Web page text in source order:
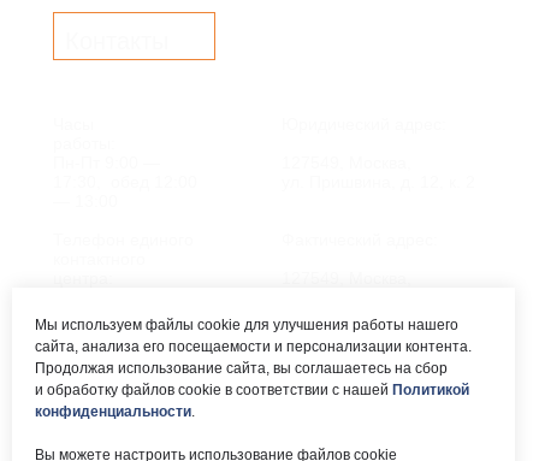
okc-
svao@svao.mos.ru
Почта:
Об учреждении:
Электронный каталог:
Результаты НОК
Мы используем файлы cookie для улучшения работы нашего
сайта, анализа его посещаемости и персонализации контента.
Продолжая использование сайта, вы соглашаетесь на сбор
и обработку файлов cookie в соответствии с нашей Политикой
конфиденциальности.
Вы можете настроить использование файлов cookie